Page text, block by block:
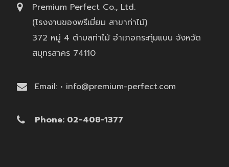
Premium Perfect Co., Ltd.
(โรงงานของพรีเมี่ยม สาขาท่าไม้)
372 หมู่ 4 ตำบลท่าไม้ อำเภอกระทุ่มแบน จังหวัด
สมุทรสาคร 74110
Email: • info@premium-perfect.com
Phone: 02-408-1377